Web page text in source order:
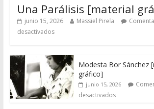
Una Parálisis [material
junio 15, 2026 Massiel Pirela
desactivados
Modesta Bor Sánchez
gráfico]
junio 15, 2026
desactivados